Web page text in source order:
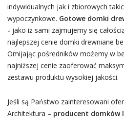
indywidualnych jak i zbiorowych
wypoczynkowe. Gotowe domki
- jako iż sami zajmujemy się
najlepszej cenie domki drewniane
Omijając pośredników możemy w
najniższej cenie zaoferować
zestawu produktu wysokiej jakości.
Jeśli są Państwo zainteresowani
Architektura – producent domków